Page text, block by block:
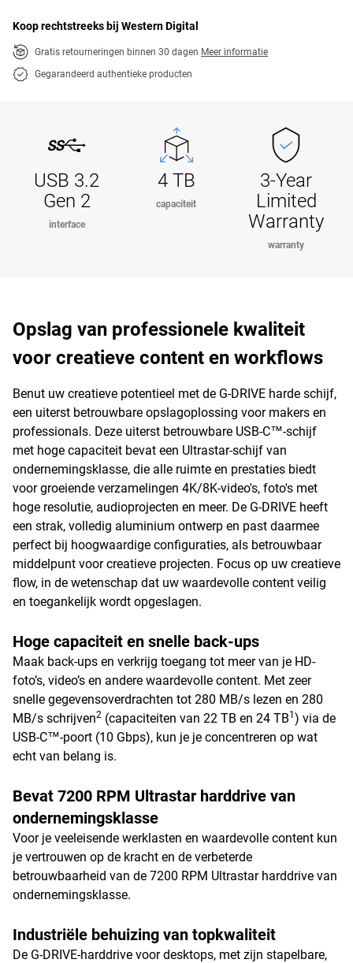
Koop rechtstreeks bij Western Digital
Gratis retourneringen binnen 30 dagen Meer informatie
Gegarandeerd authentieke producten
USB 3.2
Gen 2
interface
4 TB
capaciteit
3-Year
Limited
Warranty
warranty
Opslag van professionele kwaliteit
voor creatieve content en workflows
Benut uw creatieve potentieel met de G-DRIVE harde schijf,
een uiterst betrouwbare opslagoplossing voor makers en
professionals. Deze uiterst betrouwbare USB-C™-schijf
met hoge capaciteit bevat een Ultrastar-schijf van
ondernemingsklasse, die alle ruimte en prestaties biedt
voor groeiende verzamelingen 4K/8K-video's, foto's met
hoge resolutie, audioprojecten en meer. De G-DRIVE heeft
een strak, volledig aluminium ontwerp en past daarmee
perfect bij hoogwaardige configuraties, als betrouwbaar
middelpunt voor creatieve projecten. Focus op uw creatieve
flow, in de wetenschap dat uw waardevolle content veilig
en toegankelijk wordt opgeslagen.
Hoge capaciteit en snelle back-ups
Maak back-ups en verkrijg toegang tot meer van je HD-
foto’s, video’s en andere waardevolle content. Met zeer
snelle gegevensoverdrachten tot 280 MB/s lezen en 280
MB/s schrijven2 (capaciteiten van 22 TB en 24 TB1 ) via de
USB-C™-poort (10 Gbps), kun je je concentreren op wat
echt van belang is.
Bevat 7200 RPM Ultrastar harddrive van
ondernemingsklasse
Voor je veeleisende werklasten en waardevolle content kun
je vertrouwen op de kracht en de verbeterde
betrouwbaarheid van de 7200 RPM Ultrastar harddrive van
ondernemingsklasse.
Industriële behuizing van topkwaliteit
De G-DRIVE-harddrive voor desktops, met zijn stapelbare,